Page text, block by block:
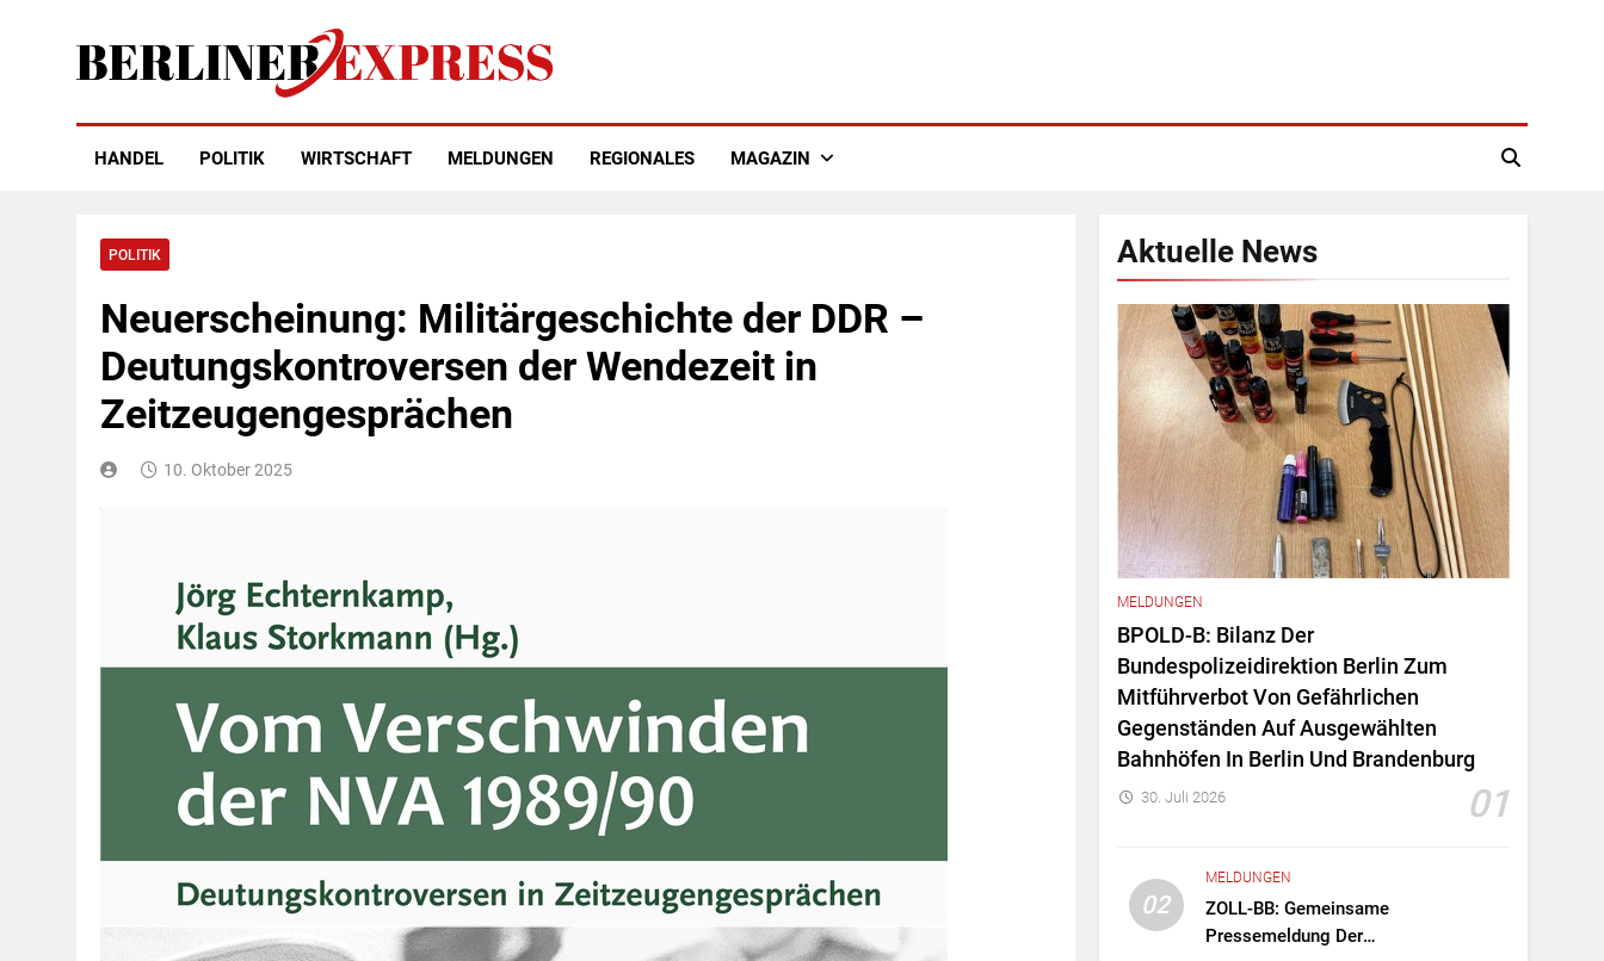
Berliner Express
HANDEL POLITIK WIRTSCHAFT MELDUNGEN REGIONALES MAGAZIN
POLITIK
Neuerscheinung: Militärgeschichte der DDR –
Deutungskontroversen der Wendezeit in
Zeitzeugengesprächen
10. Oktober 2025
Aktuelle News
MELDUNGEN
BPOLD-B: Bilanz Der
Bundespolizeidirektion Berlin Zum
Mitführverbot Von Gefährlichen
Gegenständen Auf Ausgewählten
Bahnhöfen In Berlin Und Brandenburg
01
30. Juli 2026
02
MELDUNGEN
ZOLL-BB: Gemeinsame
Pressemeldung Der